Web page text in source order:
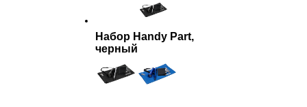
Набор Handy Part,
черный